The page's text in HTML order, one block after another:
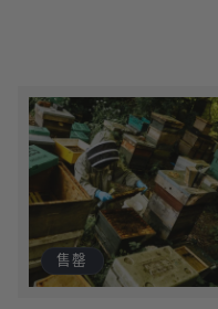
售罄